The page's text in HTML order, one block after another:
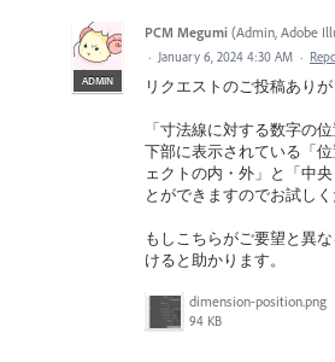
ADMIN
PCM Megumi (Admin, Adobe
· January 6, 2024 4:30 AM ·
リクエストのご投稿ありが
「寸法線に対する数字の
下部に表示されている「
ェクトの内・外」と「中
とができますのでお試しく
もしこちらがご要望と異
けると助かります。
dimension-position.png
94 KB